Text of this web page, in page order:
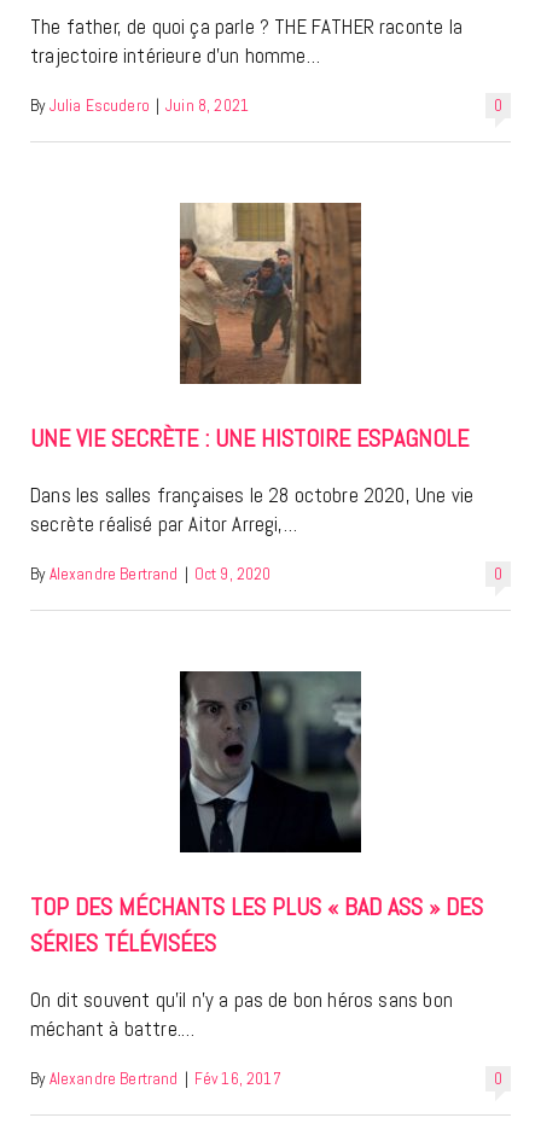
The father, de quoi ça parle ? THE FATHER raconte la
trajectoire intérieure d’un homme…
0
By Julia Escudero | Juin 8, 2021
UNE VIE SECRÈTE : UNE HISTOIRE ESPAGNOLE
Dans les salles françaises le 28 octobre 2020, Une vie
secrète réalisé par Aitor Arregi,…
0
By Alexandre Bertrand | Oct 9, 2020
TOP DES MÉCHANTS LES PLUS « BAD ASS » DES
SÉRIES TÉLÉVISÉES
On dit souvent qu’il n’y a pas de bon héros sans bon
méchant à battre.…
0
By Alexandre Bertrand | Fév 16, 2017